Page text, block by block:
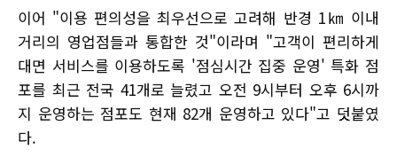
이어 "이용 편의성을 최우선으로 고려해 반경 1㎞ 이내
거리의 영업점들과 통합한 것"이라며 "고객이 편리하게
대면 서비스를 이용하도록 '점심시간 집중 운영' 특화 점
포를 최근 전국 41개로 늘렸고 오전 9시부터 오후 6시까
지 운영하는 점포도 현재 82개 운영하고 있다"고 덧붙였
다.